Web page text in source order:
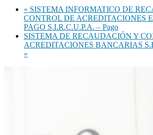
« SISTEMA INFORMATICO DE
CONTROL DE ACREDITACIONES
PAGO S.I.R.C.U.P.A. – Pago
SISTEMA DE RECAUDACIÓN Y
ACREDITACIONES BANCARIAS
»